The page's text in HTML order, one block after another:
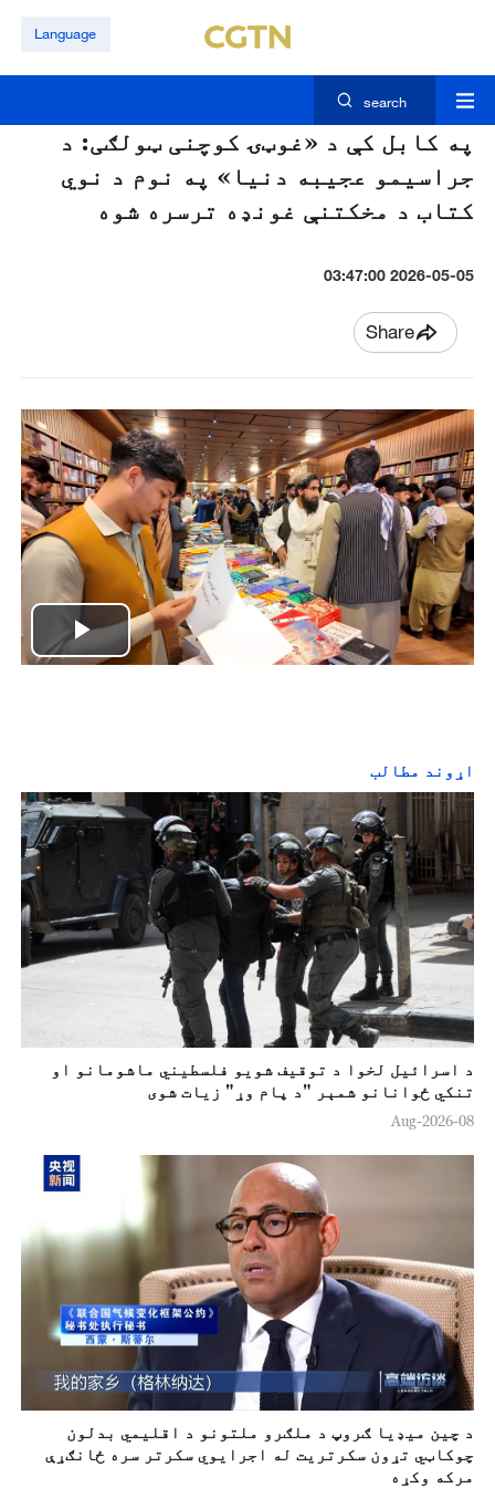
Language
search
په کابل کې د «غوټۍ کوچنی ټولګی: د
جراسیمو عجیبه دنیا» په نوم د نوي
کتاب د مخکتنې غونډه ترسره شوه
2026-05-05 03:47:00
Share
P
y
V
d
e
o
اړوند مطالب
د اسرائيل لخوا د توقيف شویو فلسطیني ماشومانو او
تنکي ځوانانو شمېر "د پام وړ" زیات شوی
08-Aug-2026
د چين ميډيا ګروپ د ملګرو ملتونو د اقلیمي بدلون
چوکاټي تړون سکرتريت له اجرایوي سکرتر سره ځانګړې
مرکه وکړه